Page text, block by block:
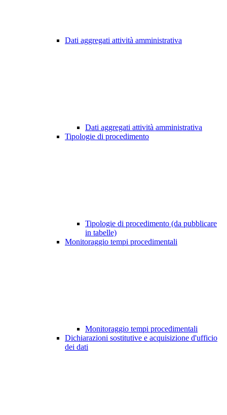
Dati aggregati attività amministrativa
Dati aggregati attività amministrativa
Tipologie di procedimento
Tipologie di procedimento (da pubblicare
in tabelle)
Monitoraggio tempi procedimentali
Monitoraggio tempi procedimentali
Dichiarazioni sostitutive e acquisizione d'ufficio
dei dati